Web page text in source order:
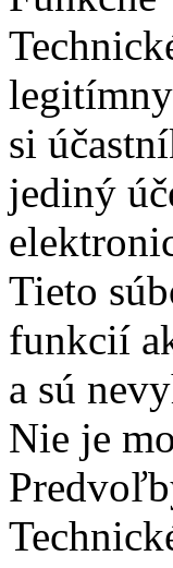
si
jediný
Tieto
funkcií
a sú
Nie je